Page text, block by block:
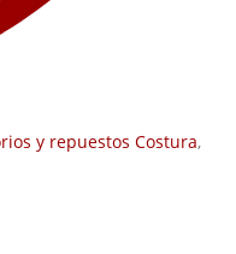
y repuestos Costura,